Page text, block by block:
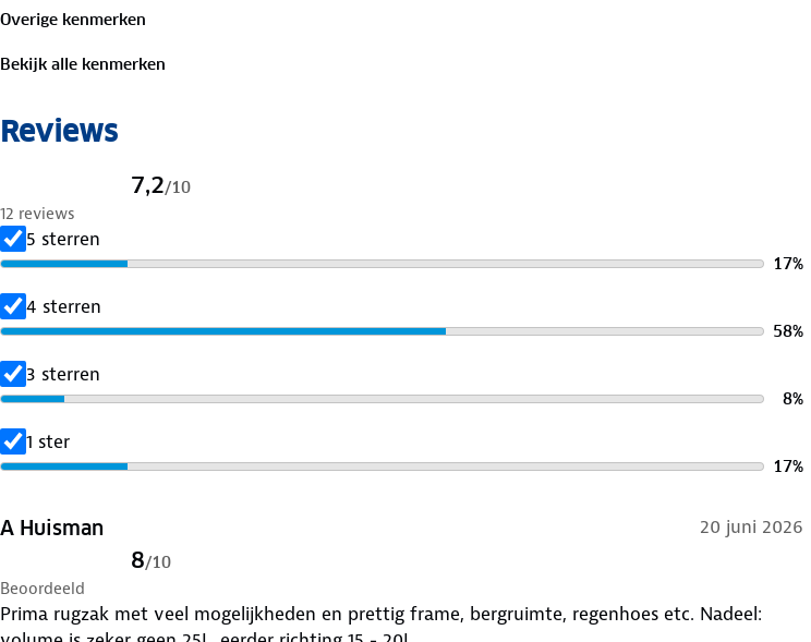
Overige kenmerken
Bekijk alle kenmerken
Reviews
7,2/10
12 reviews
5 sterren
17%
4 sterren
58%
3 sterren
8%
1 ster
17%
A Huisman 20 juni 2026
8/10
Beoordeeld
Prima rugzak met veel mogelijkheden en prettig frame, bergruimte, regenhoes etc. Nadeel: